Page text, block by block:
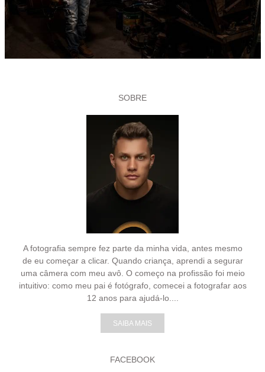
SOBRE
A fotografia sempre fez parte da minha vida, antes mesmo
de eu começar a clicar. Quando criança, aprendi a segurar
uma câmera com meu avô. O começo na profissão foi meio
intuitivo: como meu pai é fotógrafo, comecei a fotografar aos
12 anos para ajudá-lo....
SAIBA MAIS
FACEBOOK